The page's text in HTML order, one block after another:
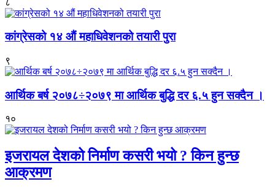
कांग्रेसको १४ औं महाधिवेशनको तयारी पुरा
९
आर्थिक बर्ष २०७८÷२०७९ मा आर्थिक बुद्धि दर ६.५ हुन सक्दैन ।
१०
इजरायल देशको निर्माण कसरी भयो ? किन हुन्छ
आक्रमण